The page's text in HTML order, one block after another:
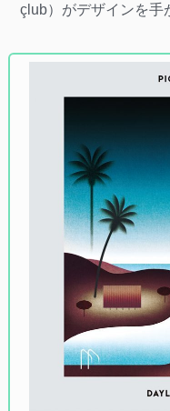
çlub）がデザインを手